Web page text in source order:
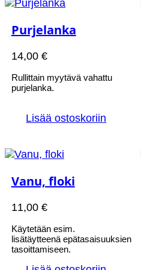
Purjelanka
14,00 €
Rullittain myytävä vahattu
purjelanka.
Lisää ostoskoriin
Vanu, floki
11,00 €
Käytetään esim.
lisätäytteenä epätasaisuuksien
tasoittamiseen.